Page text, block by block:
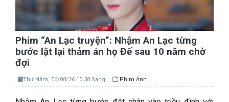
Phim “An Lạc truyện”: Nhậm An Lạc từng
bước lật lại thảm án họ Đế sau 10 năm chờ
đợi
Thứ Năm, 06/08/26 10:38 Sáng Phim Ảnh